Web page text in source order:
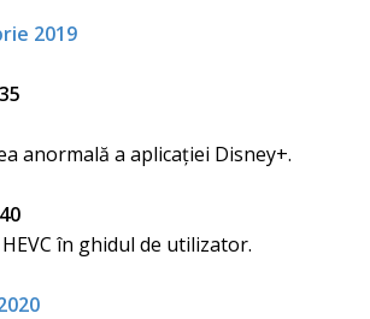
2019
anormală a aplicației Disney+.
în ghidul de utilizator.